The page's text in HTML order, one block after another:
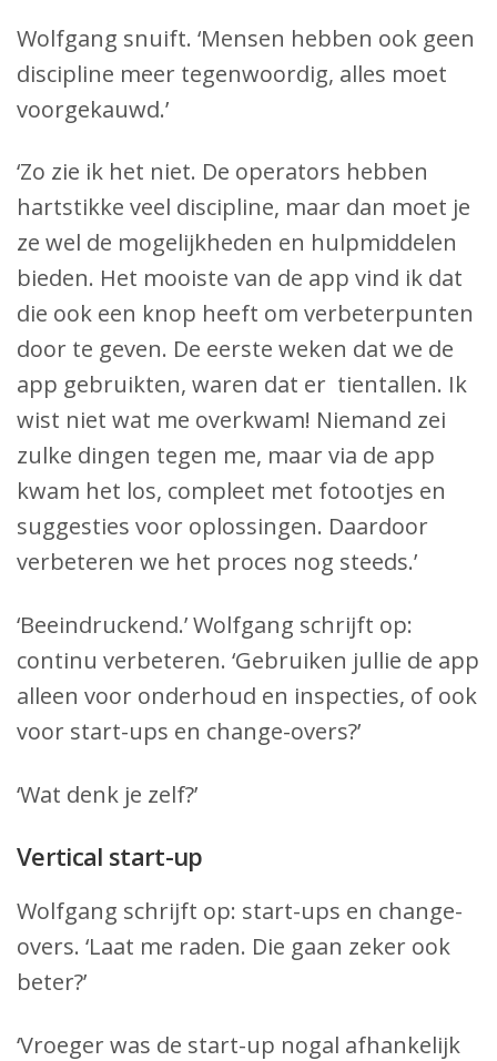
Wolfgang snuift. ‘Mensen hebben ook geen
discipline meer tegenwoordig, alles moet
voorgekauwd.’
‘Zo zie ik het niet. De operators hebben
hartstikke veel discipline, maar dan moet je
ze wel de mogelijkheden en hulpmiddelen
bieden. Het mooiste van de app vind ik dat
die ook een knop heeft om verbeterpunten
door te geven. De eerste weken dat we de
app gebruikten, waren dat er tientallen. Ik
wist niet wat me overkwam! Niemand zei
zulke dingen tegen me, maar via de app
kwam het los, compleet met fotootjes en
suggesties voor oplossingen. Daardoor
verbeteren we het proces nog steeds.’
‘Beeindruckend.’ Wolfgang schrijft op:
continu verbeteren. ‘Gebruiken jullie de app
alleen voor onderhoud en inspecties, of ook
voor start-ups en change-overs?’
‘Wat denk je zelf?’
Vertical start-up
Wolfgang schrijft op: start-ups en change-
overs. ‘Laat me raden. Die gaan zeker ook
beter?’
‘Vroeger was de start-up nogal afhankelijk